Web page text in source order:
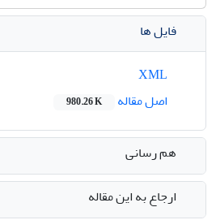
فایل ها
اصل مقاله
980.26 K
هم رسانی
ارجاع به این مقاله